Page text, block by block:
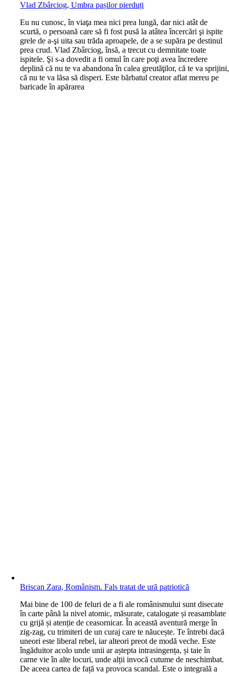
Vlad Zbârciog, Umbra pașilor pierduți
Eu nu cunosc, în viaţa mea nici prea lungă, dar nici atât de
scurtă, o persoană care să fi fost pusă la atâtea încercări şi ispite
grele de a-şi uita sau trăda aproapele, de a se supăra pe destinul
prea crud. Vlad Zbârciog, însă, a trecut cu demnitate toate
ispitele. Şi s-a dovedit a fi omul în care poţi avea încredere
deplină că nu te va abandona în calea greutăţilor, că te va sprijini,
că nu te va lăsa să disperi. Este bărbatul creator aflat mereu pe
baricade în apărarea
Briscan Zara, Românism. Fals tratat de ură patriotică
Mai bine de 100 de feluri de a fi ale românismului sunt disecate
în carte până la nivel atomic, măsurate, catalogate și reasamblate
cu grijă și atenție de ceasornicar. În această aventură merge în
zig-zag, cu trimiteri de un curaj care te năucește. Te întrebi dacă
uneori este liberal rebel, iar alteori preot de modă veche. Este
îngăduitor acolo unde unii ar aștepta intrasingența, și taie în
carne vie în alte locuri, unde alții invocă cutume de neschimbat.
De aceea cartea de față va provoca scandal. Este o integrală a